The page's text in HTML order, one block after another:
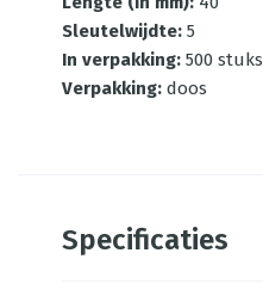
Sleutelwijdte: 5
In verpakking: 500 stuks
Verpakking: doos
Specificaties